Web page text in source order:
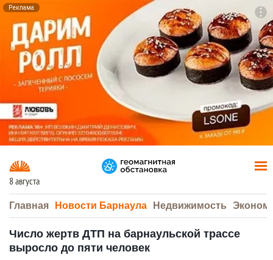
Реклама
8 августа
Главная Новости Барнаула Недвижимость
Число жертв ДТП на барнаульской трассе
выросло до пяти человек